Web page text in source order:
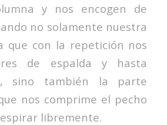
y nos encogen de
no solamente nuestra
que con la repetición nos
de espalda y hasta
sino también la parte
nos comprime el pecho
libremente.